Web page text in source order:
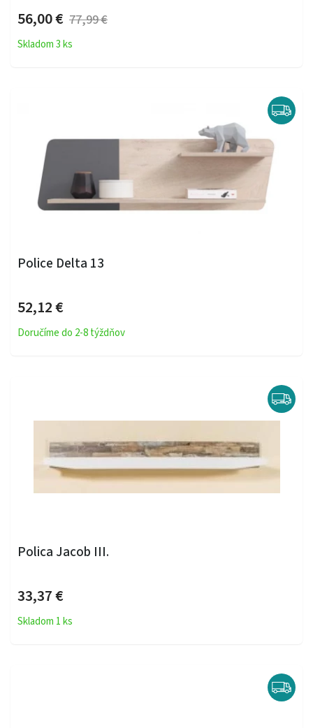
56,00 € 77,99 €
Skladom 3 ks
Police Delta 13
52,12 €
Doručíme do 2-8 týždňov
Polica Jacob III.
33,37 €
Skladom 1 ks